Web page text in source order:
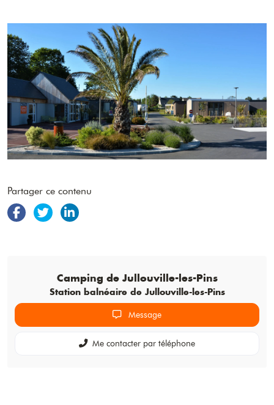
Partager ce contenu
Camping de Jullouville-les-Pins
Station balnéaire de Jullouville-les-Pins
Message
Me contacter par téléphone